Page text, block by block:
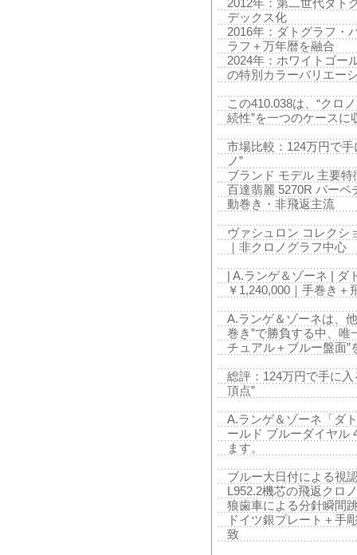
2012年：第二世代ダ
デックス化
2016年：ダトグラフ
ラフ＋万年暦を融合
2024年：ホワイトゴ
の特別カラーバリエー
この410.038は、“クロ
続性”を一つのケース
市場比較：124万円で
ノ”
ブランド モデル 主要特
百達翡麗 5270R パーペ
動巻き・非飛返主流
ヴァシュロン コレクシ
｜非クロノグラフ中心
| A.ランゲ＆ゾーネ |
￥1,240,000｜手巻き
A.ランゲ＆ゾーネは、
巻き”で勝負する中、唯
チュアル＋ブルー盤面”
総評：124万円で手に
頂点”
A.ランゲ＆ゾーネ「ダ
ールド ブルーダイヤル
ます。
ブルー大日付による視
L952.2機芯の飛返クロ
狼歯車による分針瞬間
ドイツ銀プレート＋手
致